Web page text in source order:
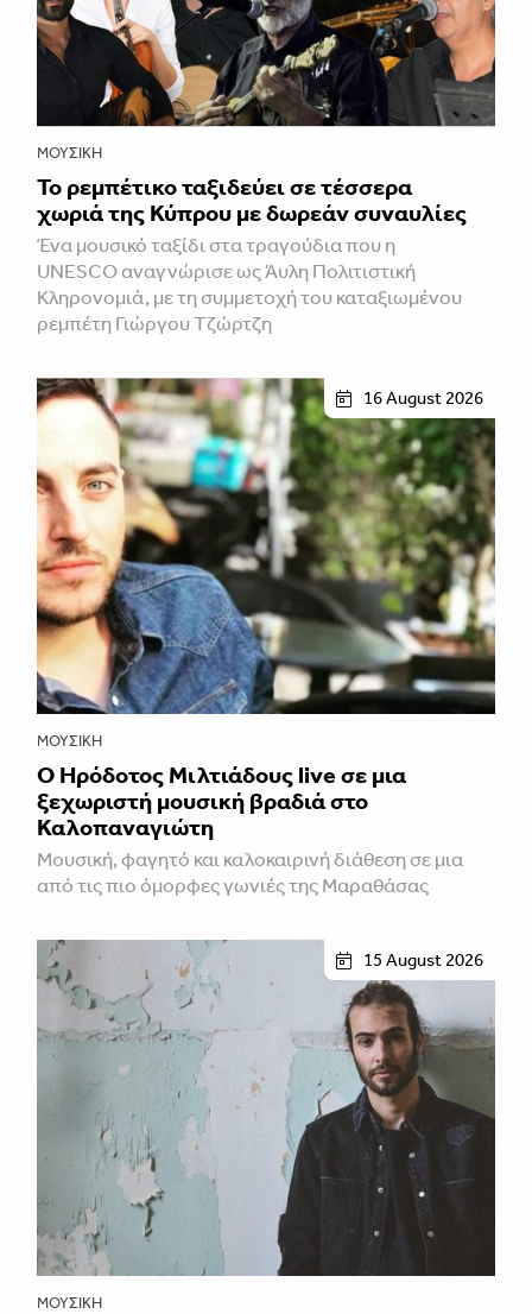
ΜΟΥΣΙΚΉ
Το ρεμπέτικο ταξιδεύει σε τέσσερα
χωριά της Κύπρου με δωρεάν συναυλίες
Ένα μουσικό ταξίδι στα τραγούδια που η
UNESCO αναγνώρισε ως Άυλη Πολιτιστική
Κληρονομιά, με τη συμμετοχή του καταξιωμένου
ρεμπέτη Γιώργου Τζώρτζη
16 August 2026
ΜΟΥΣΙΚΉ
Ο Ηρόδοτος Μιλτιάδους live σε μια
ξεχωριστή μουσική βραδιά στο
Καλοπαναγιώτη
Μουσική, φαγητό και καλοκαιρινή διάθεση σε μια
από τις πιο όμορφες γωνιές της Μαραθάσας
15 August 2026
ΜΟΥΣΙΚΉ